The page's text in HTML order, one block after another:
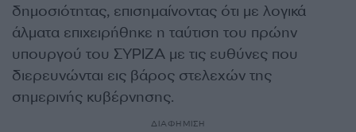
δημοσιότητας, επισημαίνοντας ότι με λογικά
άλματα επιχειρήθηκε η ταύτιση του πρώην
υπουργού του ΣΥΡΙΖΑ με τις ευθύνες που
διερευνώνται εις βάρος στελεχών της
σημερινής κυβέρνησης.
ΔΙΑΦΗΜΙΣΗ